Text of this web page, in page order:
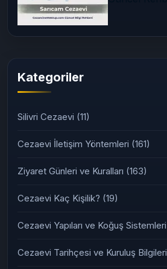
Kategoriler
Silivri Cezaevi (11)
Cezaevi İletişim Yöntemleri (161)
Ziyaret Günleri ve Kuralları (163)
Cezaevi Kaç Kişilik? (19)
Cezaevi Yapıları ve Koğuş Sistemleri
Cezaevi Tarihçesi ve Kuruluş Bilgileri